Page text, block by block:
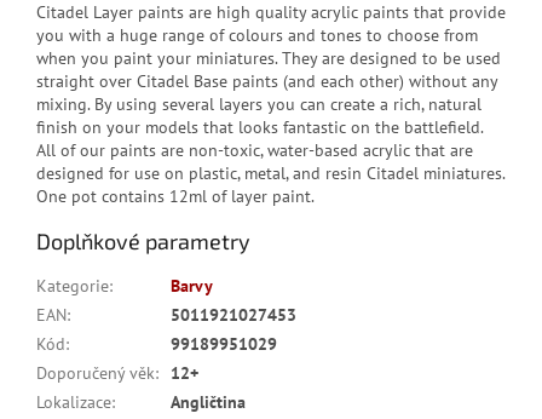
Citadel Layer paints are high quality acrylic paints that provide
you with a huge range of colours and tones to choose from
when you paint your miniatures. They are designed to be used
straight over Citadel Base paints (and each other) without any
mixing. By using several layers you can create a rich, natural
finish on your models that looks fantastic on the battlefield.
All of our paints are non-toxic, water-based acrylic that are
designed for use on plastic, metal, and resin Citadel miniatures.
One pot contains 12ml of layer paint.
Doplňkové parametry
Kategorie:
Barvy
EAN:
5011921027453
Kód:
99189951029
Doporučený věk:
12+
Lokalizace:
Angličtina